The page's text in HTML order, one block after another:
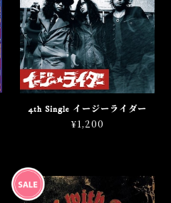
4th Single イージーライダー
¥1,200